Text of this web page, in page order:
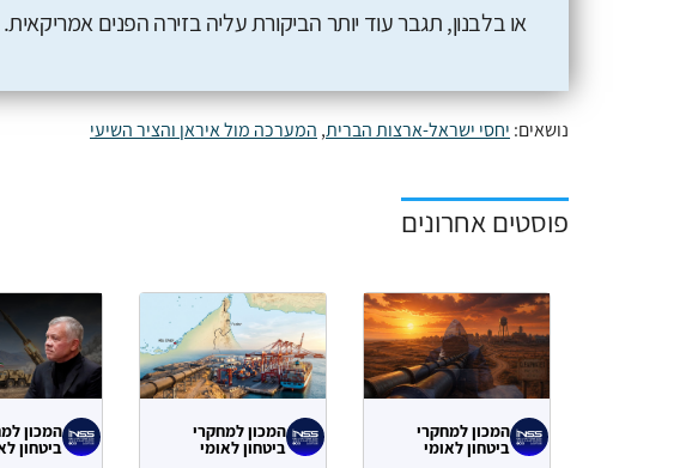
או בלבנון, תגבר עוד יותר הביקורת עליה בזירה הפנים אמריקאית.
נושאים: יחסי ישראל-ארצות הברית, המערכה מול איראן והציר השיעי
פוסטים אחרונים
המכון למחקרי
ביטחון לאומי
המכון למחקרי
ביטחון לאומי
המכון
ביטחון